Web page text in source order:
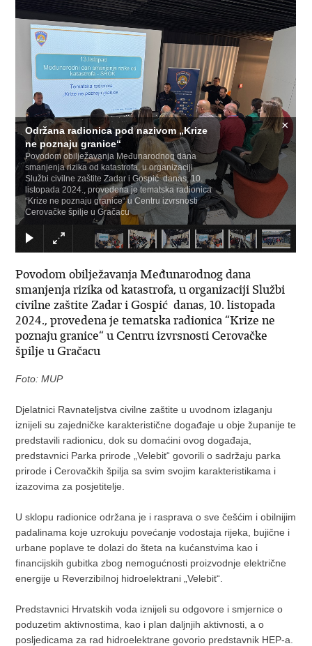
Održana radionica pod nazivom „Krize
ne poznaju granice“
Povodom obilježavanja Međunarodnog dana
smanjenja rizika od katastrofa, u organizaciji
Službi civilne zaštite Zadar i Gospić danas, 10.
listopada 2024., provedena je tematska radionica
“Krize ne poznaju granice“ u Centru izvrsnosti
Cerovačke špilje u Gračacu
×
Povodom obilježavanja Međunarodnog dana
smanjenja rizika od katastrofa, u organizaciji Službi
civilne zaštite Zadar i Gospić danas, 10. listopada
2024., provedena je tematska radionica “Krize ne
poznaju granice“ u Centru izvrsnosti Cerovačke
špilje u Gračacu
Foto: MUP
Djelatnici Ravnateljstva civilne zaštite u uvodnom izlaganju
iznijeli su zajedničke karakteristične događaje u obje županije te
predstavili radionicu, dok su domaćini ovog događaja,
predstavnici Parka prirode „Velebit“ govorili o sadržaju parka
prirode i Cerovačkih špilja sa svim svojim karakteristikama i
izazovima za posjetitelje.
U sklopu radionice održana je i rasprava o sve češćim i obilnijim
padalinama koje uzrokuju povećanje vodostaja rijeka, bujične i
urbane poplave te dolazi do šteta na kućanstvima kao i
financijskih gubitka zbog nemogućnosti proizvodnje električne
energije u Reverzibilnoj hidroelektrani „Velebit“.
Predstavnici Hrvatskih voda iznijeli su odgovore i smjernice o
poduzetim aktivnostima, kao i plan daljnjih aktivnosti, a o
posljedicama za rad hidroelektrane govorio predstavnik HEP-a.